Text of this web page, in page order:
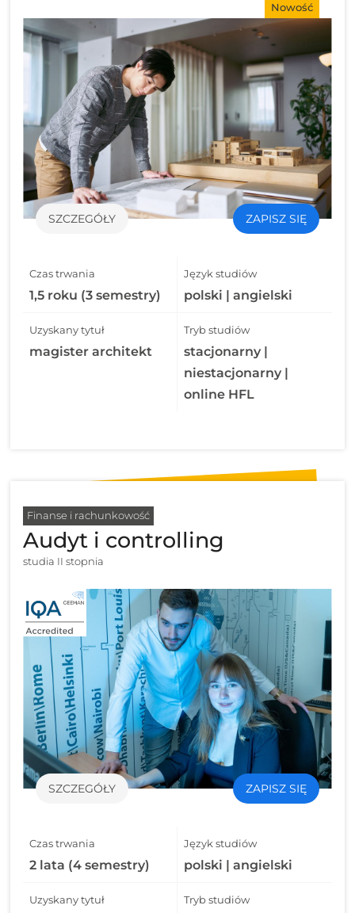
Nowość
SZCZEGÓŁY ZAPISZ SIĘ
Czas trwania
1,5 roku (3 semestry)
Język studiów
polski | angielski
Uzyskany tytuł
magister architekt
Tryb studiów
stacjonarny |
niestacjonarny |
online HFL
Finanse i rachunkowość
Audyt i controlling
studia II stopnia
SZCZEGÓŁY ZAPISZ SIĘ
Czas trwania
2 lata (4 semestry)
Język studiów
polski | angielski
Uzyskany tytuł Tryb studiów